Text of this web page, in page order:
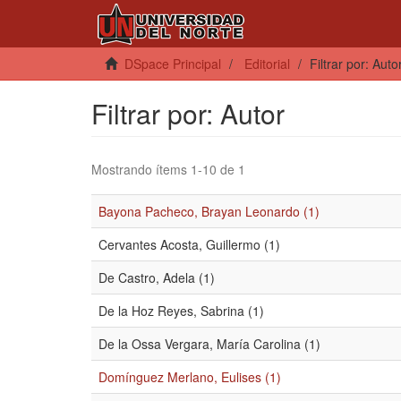
DSpace Principal Editorial Filtrar por:
Filtrar por: Autor
Mostrando ítems 1-10 de 1
Bayona Pacheco, Brayan Leonardo (1)
Cervantes Acosta, Guillermo (1)
De Castro, Adela (1)
De la Hoz Reyes, Sabrina (1)
De la Ossa Vergara, María Carolina (1)
Domínguez Merlano, Eulises (1)